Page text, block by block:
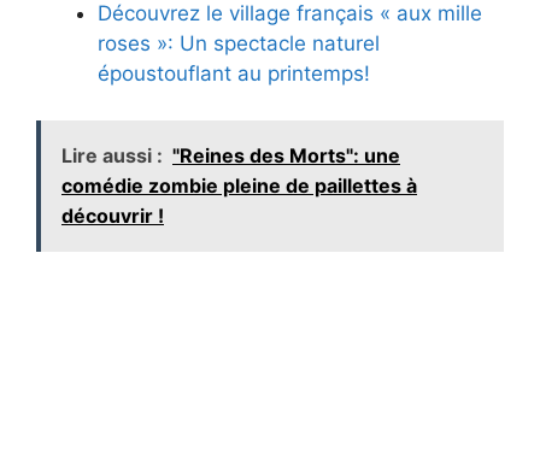
Découvrez le village français « aux mille
roses »: Un spectacle naturel
époustouflant au printemps!
Lire aussi : "Reines des Morts": une
comédie zombie pleine de paillettes à
découvrir !